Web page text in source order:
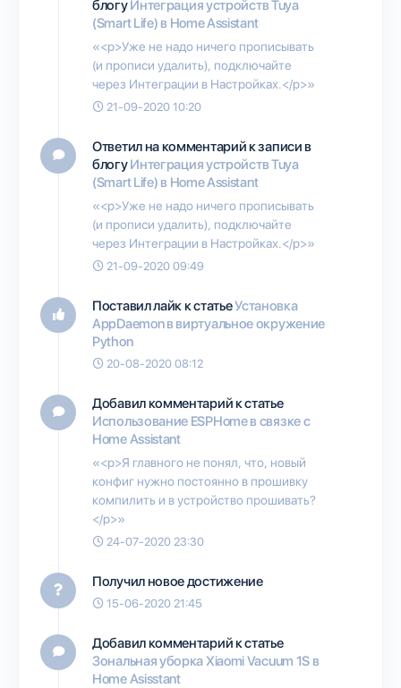
блогуИнтеграция устройств Tuya
(Smart Life) в Home Assistant
«<p>Уже не надо ничего прописывать
(и прописи удалить), подключайте
через Интеграции в Настройках.</p>»
21-09-2020 10:20
Ответил на комментарий к записи в
блогуИнтеграция устройств Tuya
(Smart Life) в Home Assistant
«<p>Уже не надо ничего прописывать
(и прописи удалить), подключайте
через Интеграции в Настройках.</p>»
21-09-2020 09:49
Поставил лайк к статьеУстановка
AppDaemon в виртуальное окружение
Python
20-08-2020 08:12
Добавил комментарий к статье
Использование ESPHome в связке с
Home Assistant
«<p>Я главного не понял, что, новый
конфиг нужно постоянно в прошивку
компилить и в устройство прошивать?
</p>»
24-07-2020 23:30
Получил новое достижение
15-06-2020 21:45
Добавил комментарий к статье
Зональная уборка Xiaomi Vacuum 1S в
Home Asisstant